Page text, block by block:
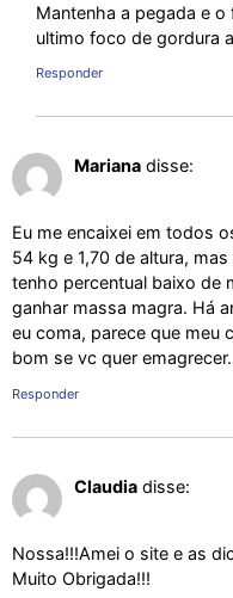
Mantenha a pegada e
ultimo foco de gordura
Responder
Mariana disse:
Eu me encaixei em todos
54 kg e 1,70 de altura,
tenho percentual baixo de
ganhar massa magra. Há
eu coma, parece que meu
bom se vc quer
Responder
Claudia disse:
Nossa!!!Amei o site e as
Muito Obrigada!!!